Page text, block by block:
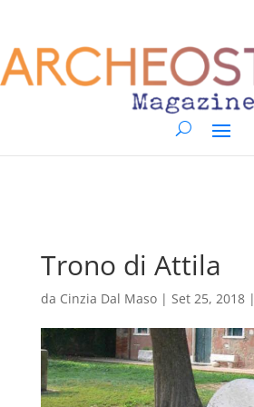
Trono di Attila
da Cinzia Dal Maso| Set 25, 2018|